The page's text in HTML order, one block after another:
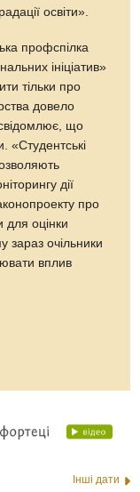
освіти».
профспілка
ініціатив»
тільки про
довело
що
«Студентські
дії
про
для оцінки
очільники
вплив
Інші дати